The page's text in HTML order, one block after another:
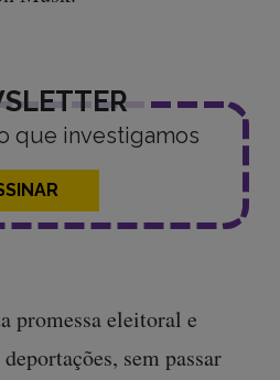
que investigamos
promessa eleitoral e
sem passar